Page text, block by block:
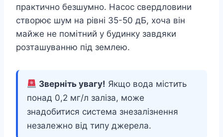
практично безшумно. Насос свердловини
створює шум на рівні 35-50 дБ, хоча він
майже не помітний у будинку завдяки
розташуванню під землею.
Зверніть увагу! Якщо вода містить
понад 0,2 мг/л заліза, може
знадобитися система знезалізнення
незалежно від типу джерела.